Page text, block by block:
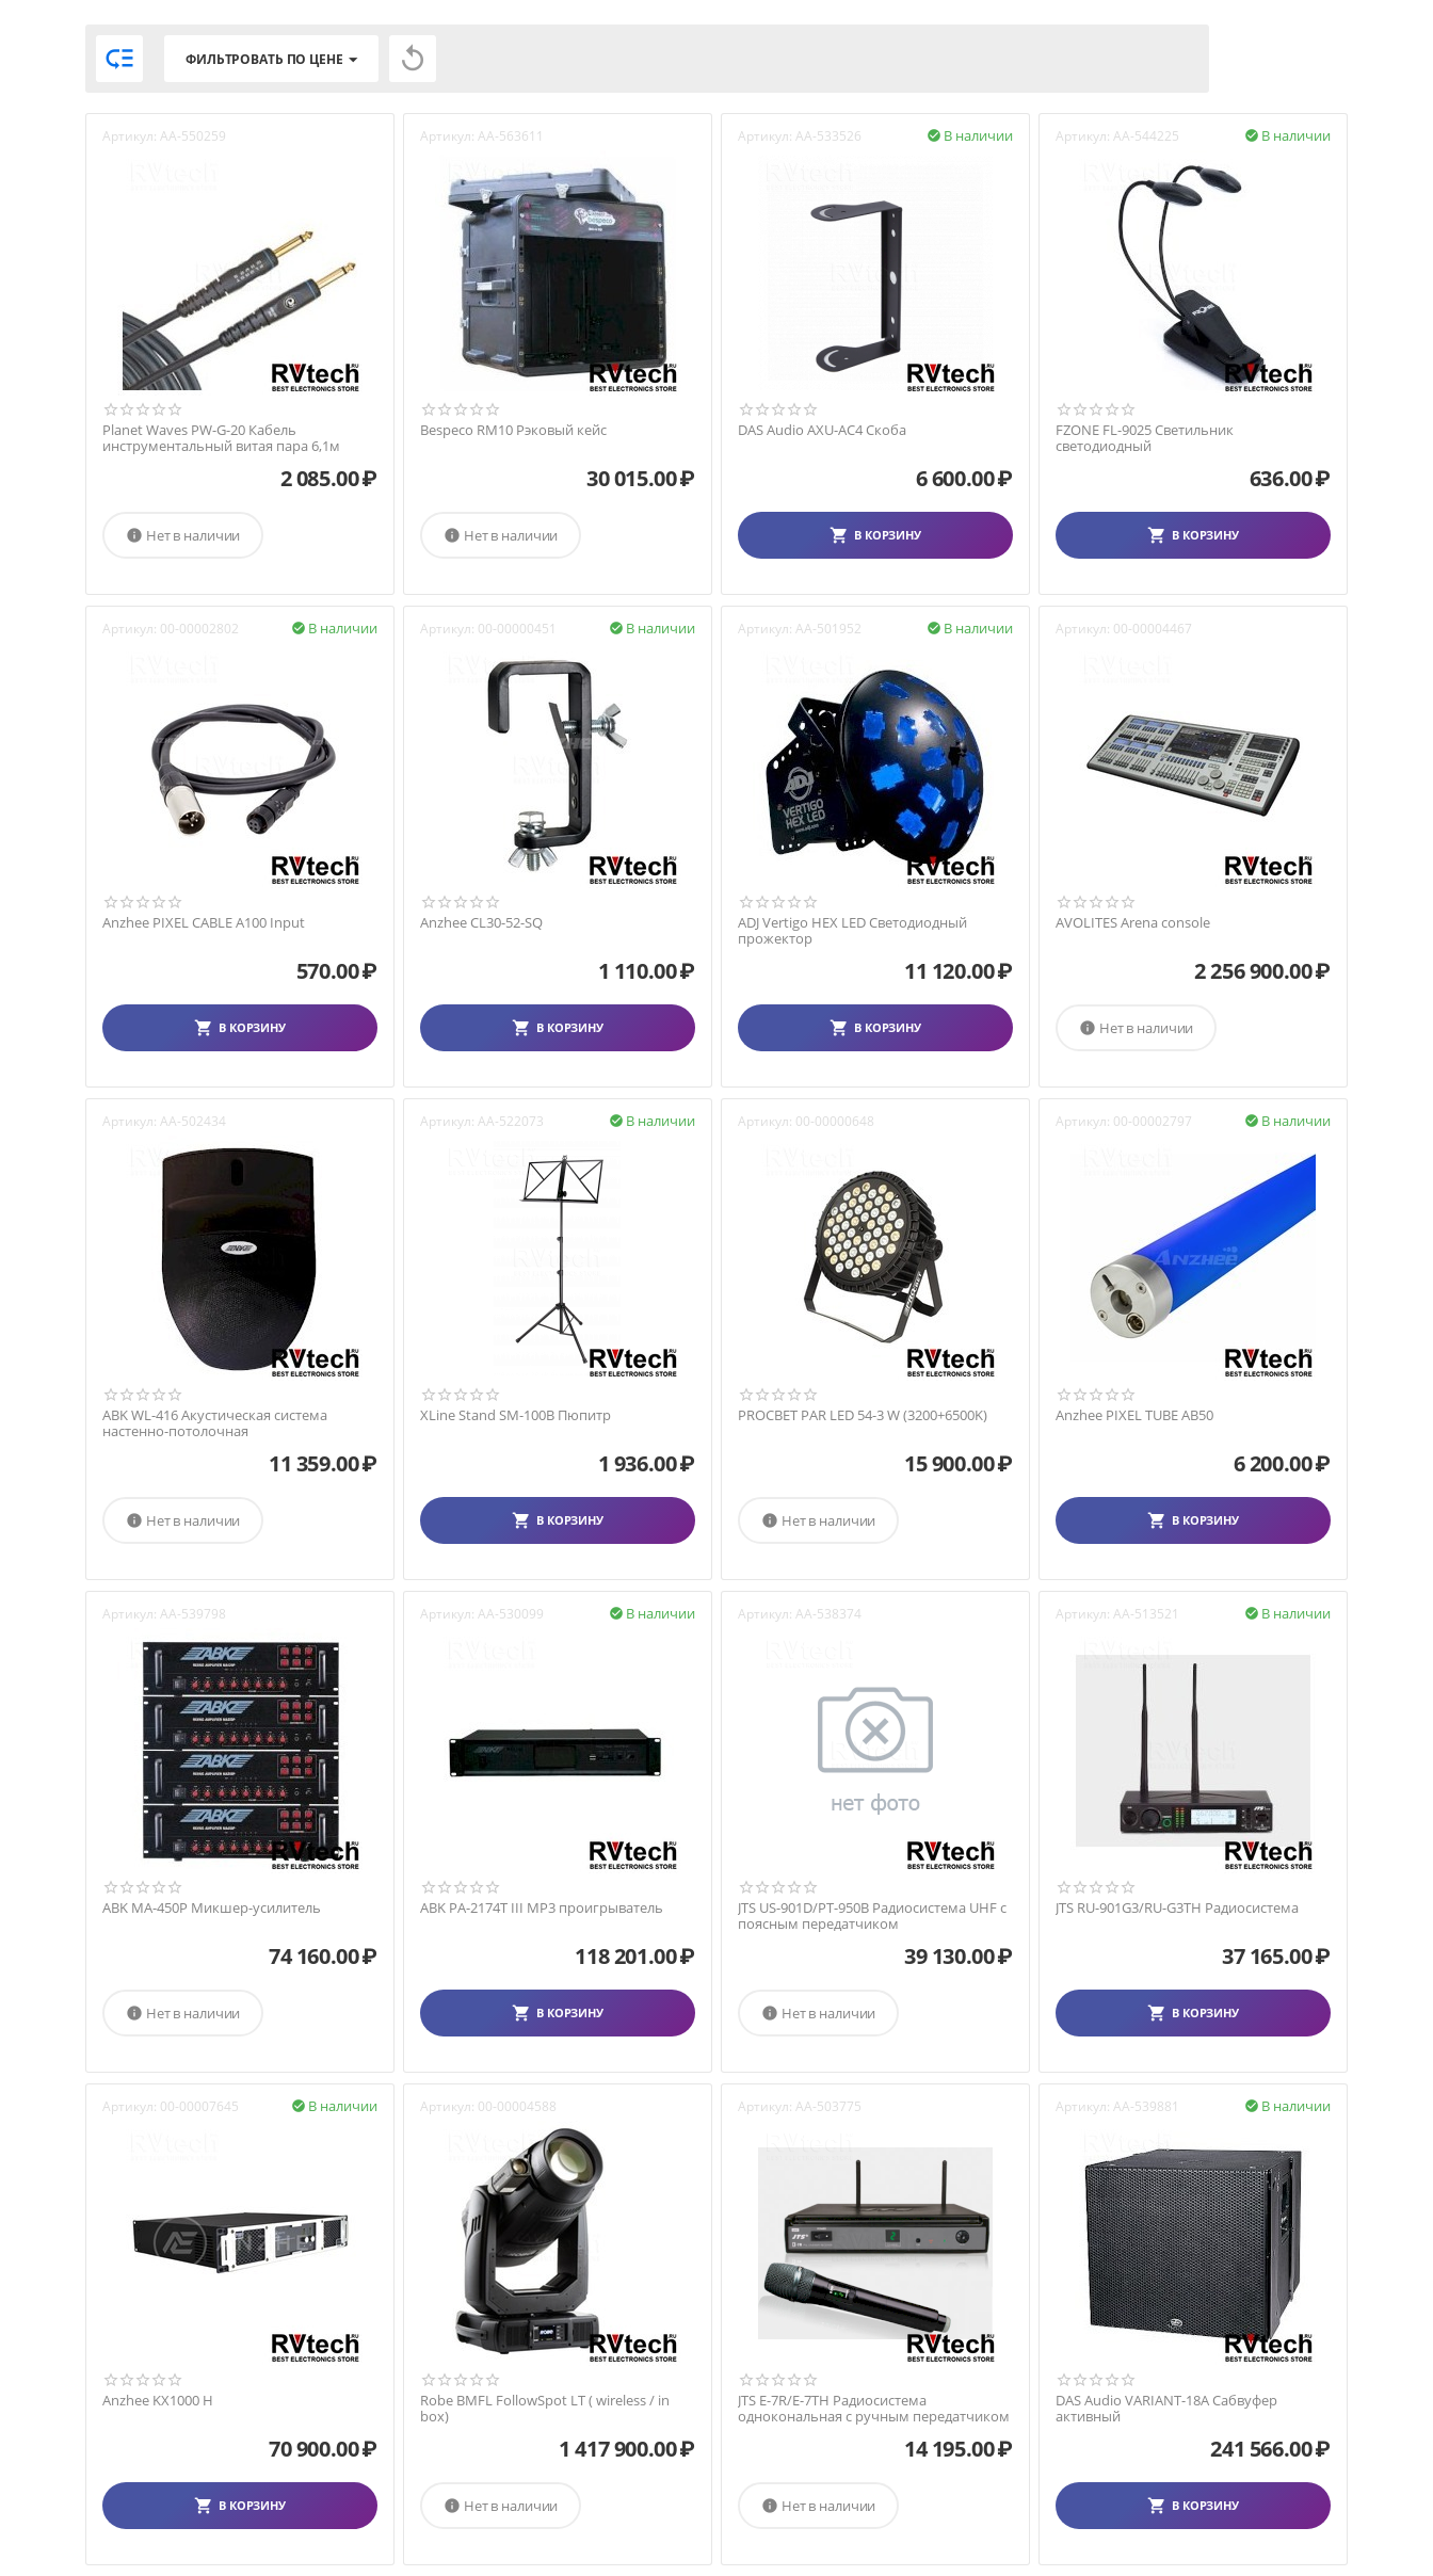
 ФИЛЬТРОВАТЬ ПО ЦЕНЕ 
Артикул: AA-550259
Planet Waves PW-G-20 Кабель
инструментальный витая пара 6,1м
2 085.00₽
Нет в наличии

Артикул: AA-563611
Bespeco RM10 Рэковый кейс
30 015.00₽
Нет в наличии

Артикул: AA-533526 В наличии

DAS Audio AXU-AC4 Скоба
6 600.00₽
В КОРЗИНУ
Артикул: AA-544225 В наличии

FZONE FL-9025 Светильник
светодиодный
636.00₽
В КОРЗИНУ
Артикул: 00-00002802 В наличии

Anzhee PIXEL CABLE A100 Input
570.00₽
В КОРЗИНУ
Артикул: 00-00000451 В наличии

Anzhee CL30-52-SQ
1 110.00₽
В КОРЗИНУ
Артикул: AA-501952 В наличии

ADJ Vertigo HEX LED Светодиодный
прожектор
11 120.00₽
В КОРЗИНУ
Артикул: 00-00004467
AVOLITES Arena console
2 256 900.00₽
Нет в наличии

Артикул: AA-502434
ABK WL-416 Акустическая система
настенно-потолочная
11 359.00₽
Нет в наличии

Артикул: AA-522073 В наличии

XLine Stand SM-100B Пюпитр
1 936.00₽
В КОРЗИНУ
Артикул: 00-00000648
PROCBET PAR LED 54-3 W (3200+6500K)
15 900.00₽
Нет в наличии

Артикул: 00-00002797 В наличии

Anzhee PIXEL TUBE AB50
6 200.00₽
В КОРЗИНУ
Артикул: AA-539798
ABK MA-450P Микшер-усилитель
74 160.00₽
Нет в наличии

Артикул: AA-530099 В наличии

ABK PA-2174T III MP3 проигрыватель
118 201.00₽
В КОРЗИНУ
Артикул: AA-538374
JTS US-901D/PT-950B Радиосистема UHF с
поясным передатчиком
39 130.00₽
Нет в наличии

Артикул: AA-513521 В наличии

JTS RU-901G3/RU-G3TH Радиосистема
37 165.00₽
В КОРЗИНУ
Артикул: 00-00007645 В наличии

Anzhee KX1000 H
70 900.00₽
В КОРЗИНУ
Артикул: 00-00004588
Robe BMFL FollowSpot LT ( wireless / in
box)
1 417 900.00₽
Нет в наличии

Артикул: AA-503775
JTS E-7R/E-7TH Радиосистема
однокональная с ручным передатчиком
14 195.00₽
Нет в наличии

Артикул: AA-539881 В наличии

DAS Audio VARIANT-18A Сабвуфер
активный
241 566.00₽
В КОРЗИНУ